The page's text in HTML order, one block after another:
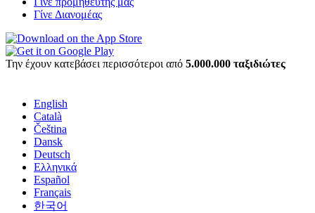
Γίνε Διανομέας
Την έχουν κατεβάσει περισσότεροι από 5.000.000 ταξιδιώτες
English
Català
Čeština
Dansk
Deutsch
Ελληνικά
Español
Français
한국어